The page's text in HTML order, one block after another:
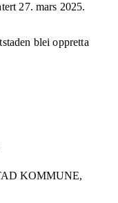
27. mars 2025.
blei oppretta
KOMMUNE,